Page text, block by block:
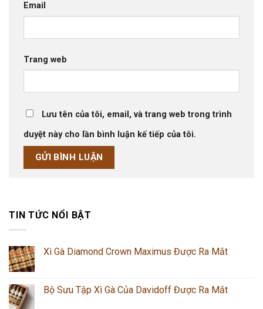
Email
Trang web
Lưu tên của tôi, email, và trang web trong trình
duyệt này cho lần bình luận kế tiếp của tôi.
TIN TỨC NỔI BẬT
Xì Gà Diamond Crown Maximus Được Ra Mắt
Bộ Sưu Tập Xì Gà Của Davidoff Được Ra Mắt